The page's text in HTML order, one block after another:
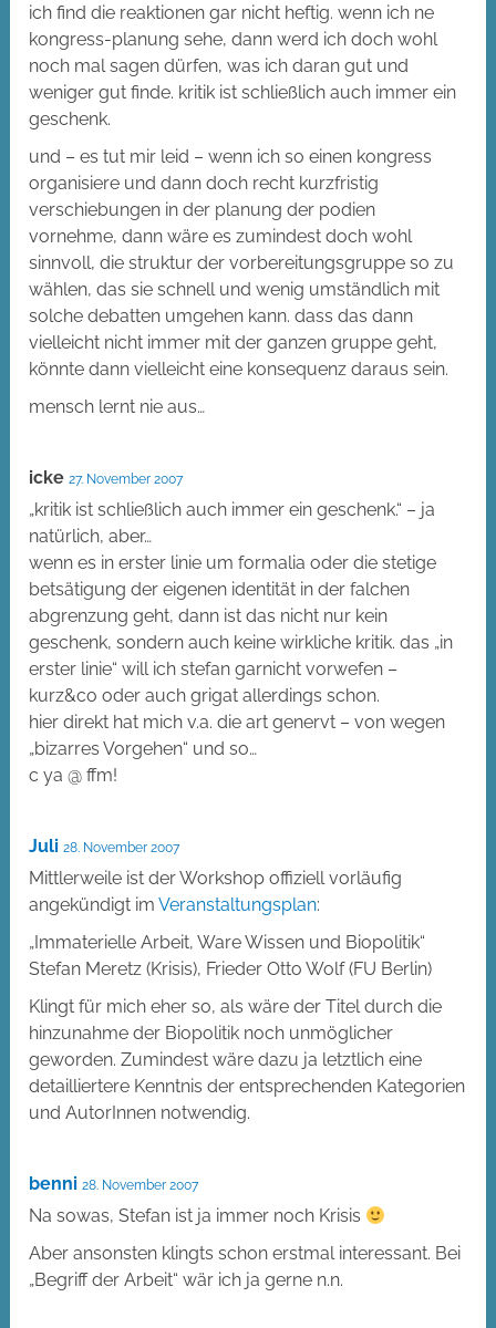
ich find die reaktionen gar nicht heftig. wenn ich ne
kongress-planung sehe, dann werd ich doch wohl
noch mal sagen dürfen, was ich daran gut und
weniger gut finde. kritik ist schließlich auch immer ein
geschenk.
und – es tut mir leid – wenn ich so einen kongress
organisiere und dann doch recht kurzfristig
verschiebungen in der planung der podien
vornehme, dann wäre es zumindest doch wohl
sinnvoll, die struktur der vorbereitungsgruppe so zu
wählen, das sie schnell und wenig umständlich mit
solche debatten umgehen kann. dass das dann
vielleicht nicht immer mit der ganzen gruppe geht,
könnte dann vielleicht eine konsequenz daraus sein.
mensch lernt nie aus…
icke 27. November 2007
„kritik ist schließlich auch immer ein geschenk.“ – ja
natürlich, aber…
wenn es in erster linie um formalia oder die stetige
betsätigung der eigenen identität in der falchen
abgrenzung geht, dann ist das nicht nur kein
geschenk, sondern auch keine wirkliche kritik. das „in
erster linie“ will ich stefan garnicht vorwefen –
kurz&co oder auch grigat allerdings schon.
hier direkt hat mich v.a. die art genervt – von wegen
„bizarres Vorgehen“ und so…
c ya @ ffm!
Juli 28. November 2007
Mittlerweile ist der Workshop offiziell vorläufig
angekündigt imVeranstaltungsplan:
„Immaterielle Arbeit, Ware Wissen und Biopolitik“
Stefan Meretz (Krisis), Frieder Otto Wolf (FU Berlin)
Klingt für mich eher so, als wäre der Titel durch die
hinzunahme der Biopolitik noch unmöglicher
geworden. Zumindest wäre dazu ja letztlich eine
detailliertere Kenntnis der entsprechenden Kategorien
und AutorInnen notwendig.
benni 28. November 2007
Na sowas, Stefan ist ja immer noch Krisis
Aber ansonsten klingts schon erstmal interessant. Bei
„Begriff der Arbeit“ wär ich ja gerne n.n.